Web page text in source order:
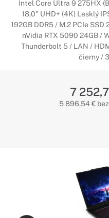
Herné notebooky v sebe
telom, ktoré notebooku
najdôležitejšie parametre
výkonný herný procesor.
Pracovné
Stvorené pre
Pre profesionálne
kvalitné spracovanie z
najmä pre ľudí, ktorí
Notebooky
Nová generácia
Posúvajte svoje limity s
ktorým sa môžete vrhnúť
Intel Core Ultra 9 275HX
18,0" UHD+ (4K) Lesklý
192GB DDR5 / M.2 PCIe
nVidia RTX 5090 24GB /
Thunderbolt 5 / LAN /
čierny /
7
5 896,54 €